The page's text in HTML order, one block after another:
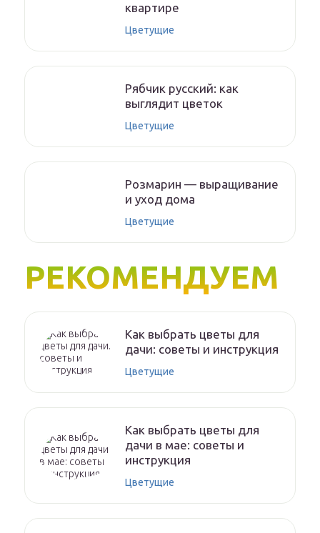
квартире
Цветущие
Рябчик русский: как
выглядит цветок
Цветущие
Розмарин — выращивание
и уход дома
Цветущие
РЕКОМЕНДУЕМ
Как выбрать цветы для
дачи: советы и инструкция
Цветущие
Как выбрать цветы для
дачи в мае: советы и
инструкция
Цветущие